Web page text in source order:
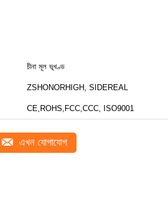
চীনা মূল ভূখণ্ড
ZSHONORHIGH, SIDEREAL
CE,ROHS,FCC,CCC, ISO9001
এখন যোগাযোগ